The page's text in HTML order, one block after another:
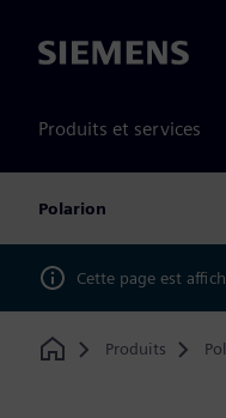
Siemens
Produits et services
Polarion
Cette page est
Home
Produits